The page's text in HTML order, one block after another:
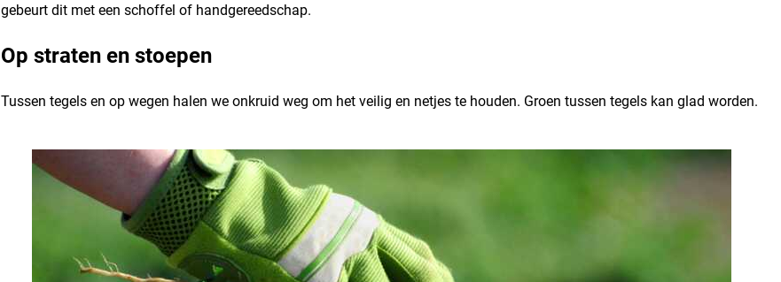
gebeurt dit met een schoffel of handgereedschap.
Op straten en stoepen
Tussen tegels en op wegen halen we onkruid weg om het veilig en netjes te houden. Groen tussen tegels kan glad worden.